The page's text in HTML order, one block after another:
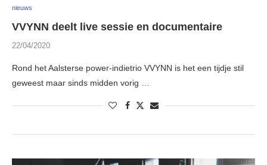
nieuws
VVYNN deelt live sessie en documentaire
22/04/2020
Rond het Aalsterse power-indietrio VVYNN is het een tijdje stil
geweest maar sinds midden vorig …